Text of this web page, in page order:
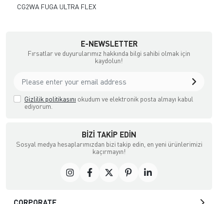
CG2WA FUGA ULTRA FLEX
E-NEWSLETTER
Fırsatlar ve duyurularımız hakkında bilgi sahibi olmak için
kaydolun!
Gizlilik politikasını okudum ve elektronik posta almayı kabul
ediyorum.
BIZI TAKIP EDIN
Sosyal medya hesaplarımızdan bizi takip edin, en yeni ürünlerimizi
kaçırmayın!